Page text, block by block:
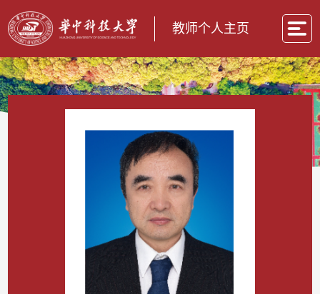
教师个人主页